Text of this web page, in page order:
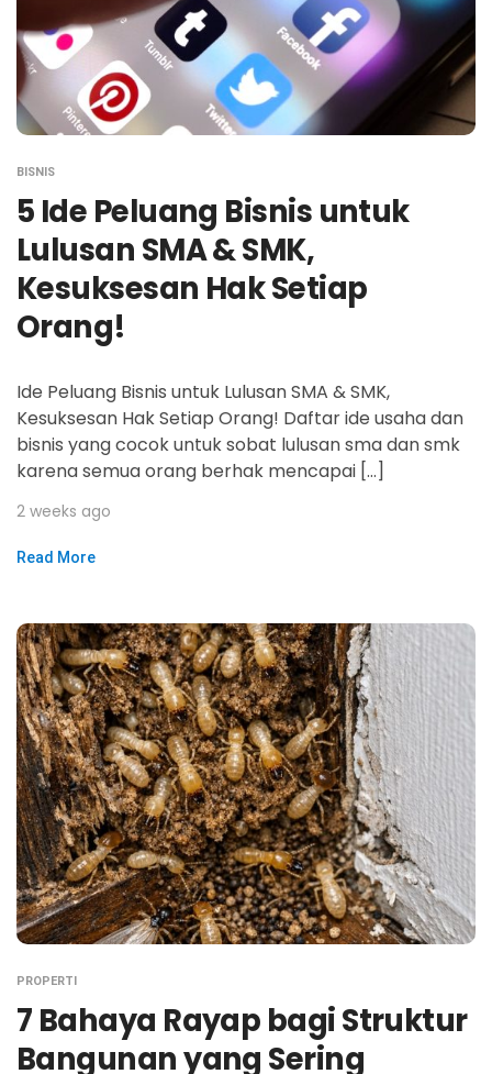
BISNIS
5 Ide Peluang Bisnis untuk
Lulusan SMA & SMK,
Kesuksesan Hak Setiap
Orang!
Ide Peluang Bisnis untuk Lulusan SMA & SMK,
Kesuksesan Hak Setiap Orang! Daftar ide usaha dan
bisnis yang cocok untuk sobat lulusan sma dan smk
karena semua orang berhak mencapai […]
2 weeks ago
Read More
PROPERTI
7 Bahaya Rayap bagi Struktur
Bangunan yang Sering